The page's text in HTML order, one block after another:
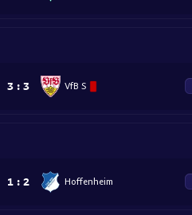
3 : 3 VfB S
1 : 2 Hoffenheim